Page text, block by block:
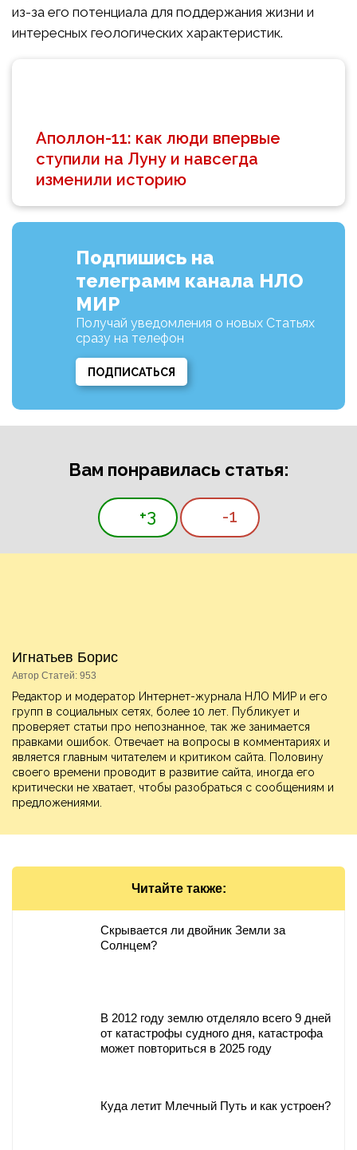
из-за его потенциала для поддержания жизни и
интересных геологических характеристик.
Аполлон-11: как люди впервые
ступили на Луну и навсегда
изменили историю
Подпишись на
телеграмм канала НЛО
МИР
Получай уведомления о новых Статьях
сразу на телефон
ПОДПИСАТЬСЯ
Вам понравилась статья:
+3 -1
Игнатьев Борис
Автор Статей: 953
Редактор и модератор Интернет-журнала НЛО МИР и его
групп в социальных сетях, более 10 лет. Публикует и
проверяет статьи про непознанное, так же занимается
правками ошибок. Отвечает на вопросы в комментариях и
является главным читателем и критиком сайта. Половину
своего времени проводит в развитие сайта, иногда его
критически не хватает, чтобы разобраться с сообщениям и
предложениями.
Читайте также:
Скрывается ли двойник Земли за
Солнцем?
В 2012 году землю отделяло всего 9 дней
от катастрофы судного дня, катастрофа
может повториться в 2025 году
Куда летит Млечный Путь и как устроен?